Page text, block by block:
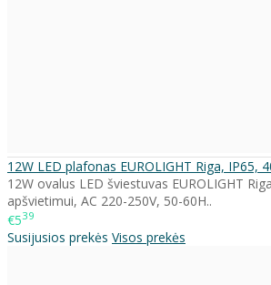
12W LED plafonas EUROLIGHT Riga, IP65,
12W ovalus LED šviestuvas EUROLIGHT
apšvietimui, AC 220-250V, 50-60H..
€539
Susijusios prekės Visos prekės